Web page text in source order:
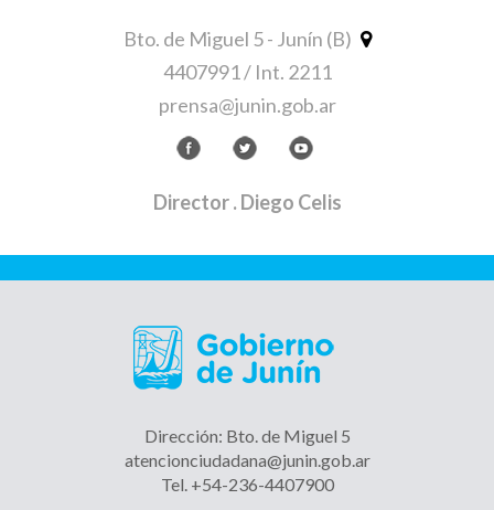
Bto. de Miguel 5 - Junín (B)
4407991 / Int. 2211
prensa@junin.gob.ar
Director. Diego Celis
Dirección: Bto. de Miguel 5
atencionciudadana@junin.gob.ar
Tel. +54-236-4407900